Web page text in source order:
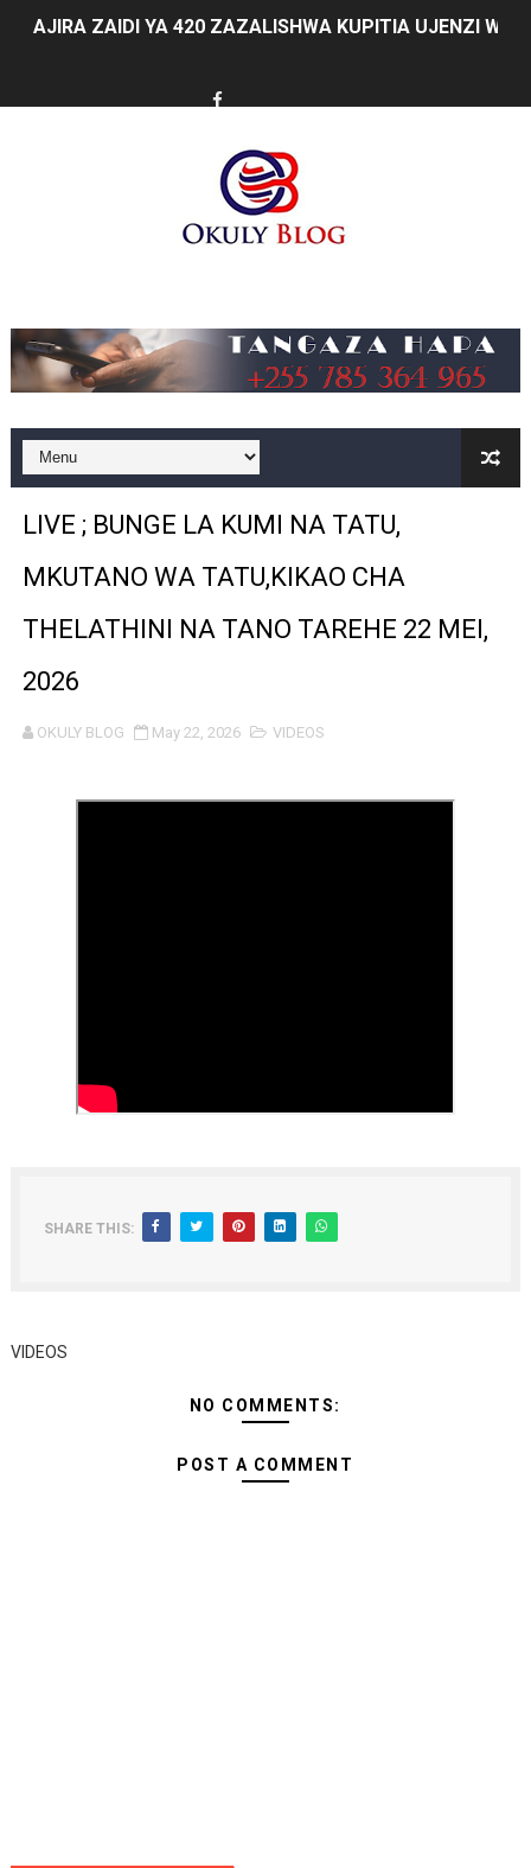
AJIRA ZAIDI YA 420 ZAZALISHWA KUPITIA UJENZI WA
KILA KILO INAYOPOTEA NI SHILINGI INAYOPOTEA -
HABARI ZILIZOPEWA UZITO WA JUU KATIKA
FCC YAIMARISHA ELIMU YA USHINDANI NA ULINZI WA
Prof. Kabudi ahimiza matumizi ya teknolojia za kisasa
MTWALE AITAKA TARURA IENDELEE KUTOA
MTENDAJI MKUU WMA AHAMASISHA WANANCHI
TBS YAENDELEA KUTOA ELUMU YA VIWANGO
RAIS SAMIA AIPONGEZA TADB KUWA MDHAMINI
TACAIDS YASISITIZA KINGA DHIDI YA UKIMWI
LIVE ; BUNGE LA KUMI NA TATU,
MKUTANO WA TATU,KIKAO CHA
THELATHINI NA TANO TAREHE 22 MEI,
2026
OKULY BLOG May 22, 2026 VIDEOS
SHARE THIS:
VIDEOS
NO COMMENTS:
POST A COMMENT